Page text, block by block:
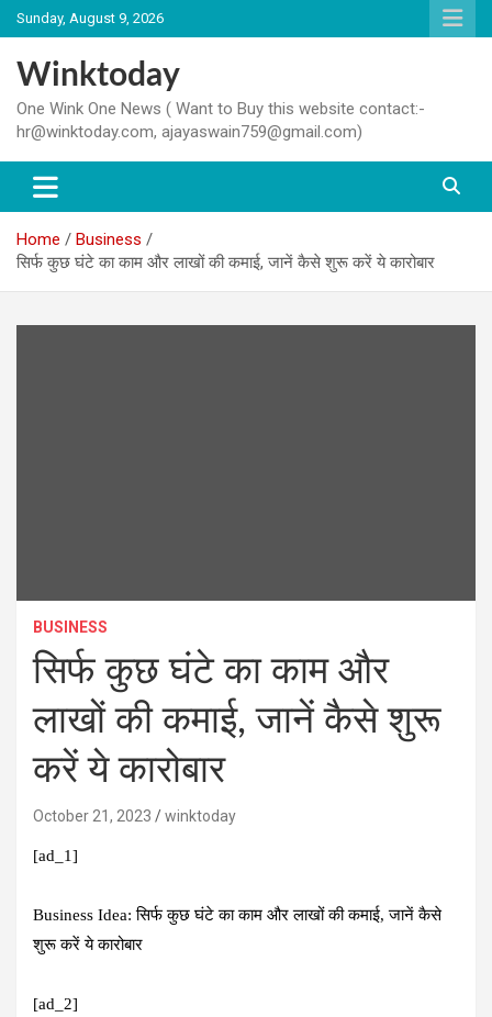
Skip
to
content
Sunday, August 9, 2026
Winktoday
One Wink One News ( Want to Buy this website contact:-
hr@winktoday.com, ajayaswain759@gmail.com)
Home
Business
सिर्फ कुछ घंटे का काम और लाखों की कमाई, जानें कैसे शुरू करें ये कारोबार
BUSINESS
सिर्फ कुछ घंटे का काम और
लाखों की कमाई, जानें कैसे शुरू
करें ये कारोबार
October 21, 2023 winktoday
[ad_1]
Business Idea: सिर्फ कुछ घंटे का काम और लाखों की कमाई, जानें कैसे
शुरू करें ये कारोबार
[ad_2]